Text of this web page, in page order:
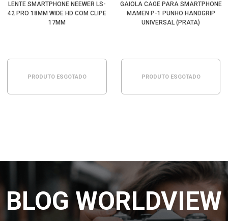
LENTE SMARTPHONE NEEWER LS-
42 PRO 18MM WIDE HD COM CLIPE
17MM
PRODUTO ESGOTADO
GAIOLA CAGE PARA SMARTPHONE
MAMEN P-1 PUNHO HANDGRIP
UNIVERSAL (PRATA)
PRODUTO ESGOTADO
BLOG WORLDVIEW